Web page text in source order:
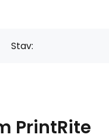
Stav:
PrintRite